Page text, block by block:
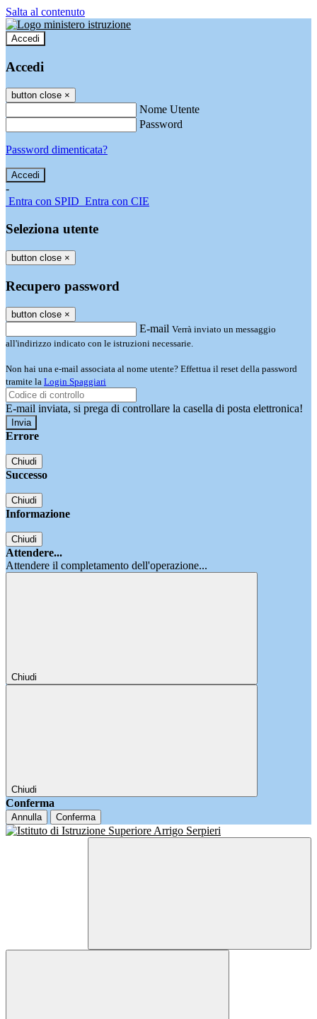
Salta al contenuto
Accedi
Accedi
button close ×
Nome Utente
Password
Password dimenticata?
-
Entra con SPID Entra con CIE
Seleziona utente
button close ×
Recupero password
button close ×
E-mail Verrà inviato un messaggio
all'indirizzo indicato con le istruzioni necessarie.
Non hai una e-mail associata al nome utente? Effettua il reset della password
tramite la Login Spaggiari
E-mail inviata, si prega di controllare la casella di posta elettronica!
Errore
Chiudi
Successo
Chiudi
Informazione
Chiudi
Attendere...
Attendere il completamento dell'operazione...
Chiudi
Chiudi
Conferma
Annulla Conferma